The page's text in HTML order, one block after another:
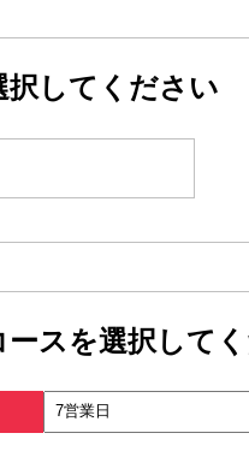
択してください
ースを選択して